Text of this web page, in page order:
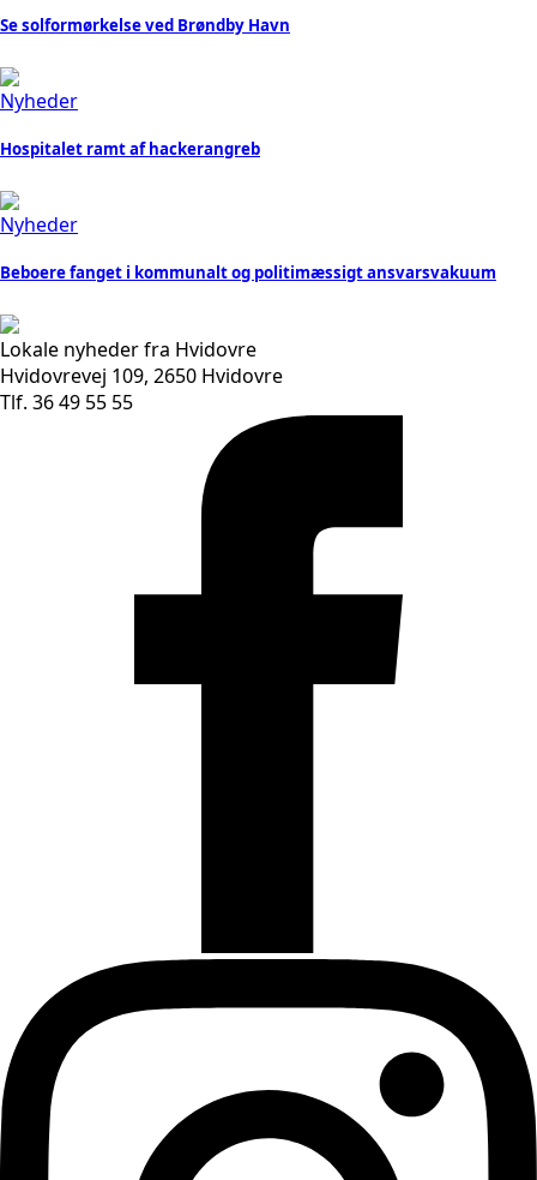
Se solformørkelse ved Brøndby Havn
Nyheder
Hospitalet ramt af hackerangreb
Nyheder
Beboere fanget i kommunalt og politimæssigt ansvarsvakuum
Lokale nyheder fra Hvidovre
Hvidovrevej 109, 2650 Hvidovre
Tlf. 36 49 55 55